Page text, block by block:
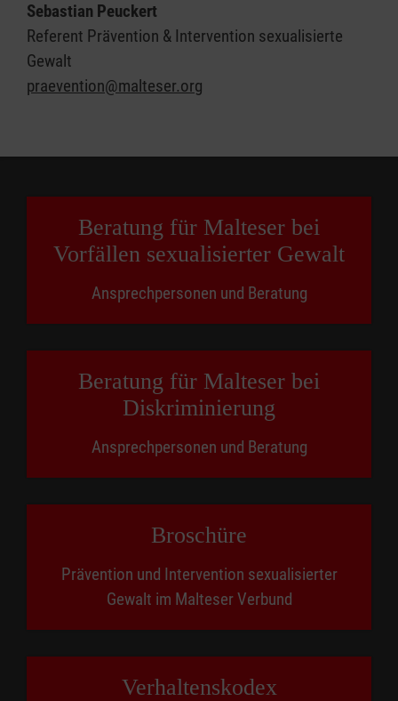
Sebastian Peuckert
Referent Prävention & Intervention sexualisierte
Gewalt
praevention@malteser.org
Beratung für Malteser bei
Vorfällen sexualisierter Gewalt
Ansprechpersonen und Beratung
Beratung für Malteser bei
Diskriminierung
Ansprechpersonen und Beratung
Broschüre
Prävention und Intervention sexualisierter
Gewalt im Malteser Verbund
Verhaltenskodex